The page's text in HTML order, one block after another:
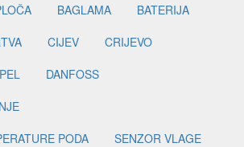
BAGLAMA
BATERIJA
CIJEV
CRIJEVO
DANFOSS
PODA
SENZOR VLAGE